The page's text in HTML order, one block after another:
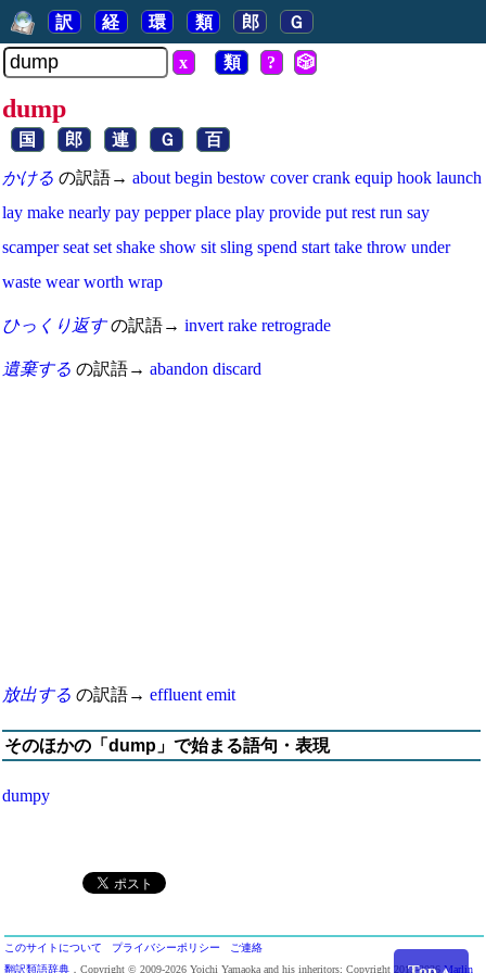
訳 経 環 類 郎 Ｇ
x 類 ? 🎲
dump
国 郎 連 Ｇ 百
かける の訳語→ about begin bestow cover crank equip hook launch
lay make nearly pay pepper place play provide put rest run say
scamper seat set shake show sit sling spend start take throw under
waste wear worth wrap
ひっくり返すの訳語→ invert rake retrograde
遺棄する の訳語→ abandon discard
放出する の訳語→ effluent emit
そのほかの「dump」で始まる語句・表現
dumpy
このサイトについて プライバシーポリシー
ご連絡
翻訳類語辞典 ．Copyright © 2009-2026 Yoichi Yamaoka and his inheritors; Copyright 2013-2026 Marlin